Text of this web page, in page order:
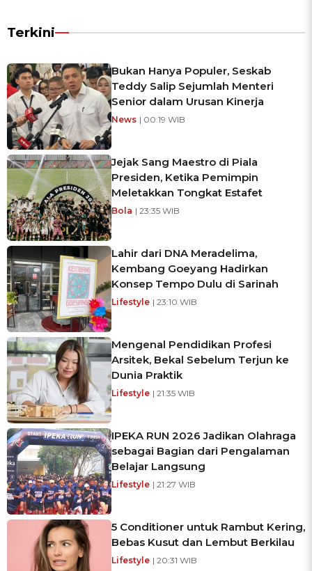
Terkini
Bukan Hanya Populer, Seskab
Teddy Salip Sejumlah Menteri
Senior dalam Urusan Kinerja
News | 00:19 WIB
Jejak Sang Maestro di Piala
Presiden, Ketika Pemimpin
Meletakkan Tongkat Estafet
Bola | 23:35 WIB
Lahir dari DNA Meradelima,
Kembang Goeyang Hadirkan
Konsep Tempo Dulu di Sarinah
Lifestyle | 23:10 WIB
Mengenal Pendidikan Profesi
Arsitek, Bekal Sebelum Terjun ke
Dunia Praktik
Lifestyle | 21:35 WIB
IPEKA RUN 2026 Jadikan Olahraga
sebagai Bagian dari Pengalaman
Belajar Langsung
Lifestyle | 21:27 WIB
5 Conditioner untuk Rambut Kering,
Bebas Kusut dan Lembut Berkilau
Lifestyle | 20:31 WIB